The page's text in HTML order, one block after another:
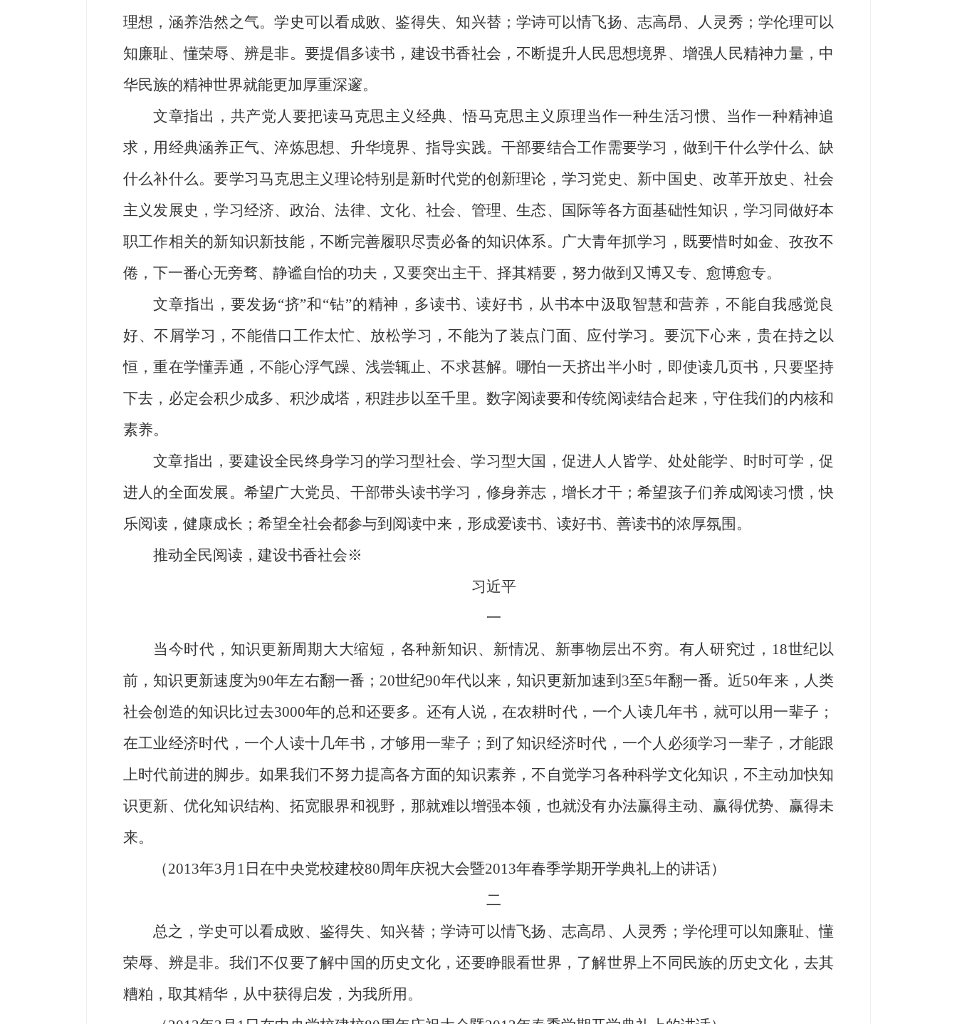
理想，涵养浩然之气。学史可以看成败、鉴得失、知兴替；学诗可以情飞扬、志高昂、人灵秀；学伦理可以
知廉耻、懂荣辱、辨是非。要提倡多读书，建设书香社会，不断提升人民思想境界、增强人民精神力量，中
华民族的精神世界就能更加厚重深邃。
文章指出，共产党人要把读马克思主义经典、悟马克思主义原理当作一种生活习惯、当作一种精神追
求，用经典涵养正气、淬炼思想、升华境界、指导实践。干部要结合工作需要学习，做到干什么学什么、缺
什么补什么。要学习马克思主义理论特别是新时代党的创新理论，学习党史、新中国史、改革开放史、社会
主义发展史，学习经济、政治、法律、文化、社会、管理、生态、国际等各方面基础性知识，学习同做好本
职工作相关的新知识新技能，不断完善履职尽责必备的知识体系。广大青年抓学习，既要惜时如金、孜孜不
倦，下一番心无旁骛、静谧自怡的功夫，又要突出主干、择其精要，努力做到又博又专、愈博愈专。
文章指出，要发扬“挤”和“钻”的精神，多读书、读好书，从书本中汲取智慧和营养，不能自我感觉良
好、不屑学习，不能借口工作太忙、放松学习，不能为了装点门面、应付学习。要沉下心来，贵在持之以
恒，重在学懂弄通，不能心浮气躁、浅尝辄止、不求甚解。哪怕一天挤出半小时，即使读几页书，只要坚持
下去，必定会积少成多、积沙成塔，积跬步以至千里。数字阅读要和传统阅读结合起来，守住我们的内核和
素养。
文章指出，要建设全民终身学习的学习型社会、学习型大国，促进人人皆学、处处能学、时时可学，促
进人的全面发展。希望广大党员、干部带头读书学习，修身养志，增长才干；希望孩子们养成阅读习惯，快
乐阅读，健康成长；希望全社会都参与到阅读中来，形成爱读书、读好书、善读书的浓厚氛围。
推动全民阅读，建设书香社会※
习近平
一
当今时代，知识更新周期大大缩短，各种新知识、新情况、新事物层出不穷。有人研究过，18世纪以
前，知识更新速度为90年左右翻一番；20世纪90年代以来，知识更新加速到3至5年翻一番。近50年来，人类
社会创造的知识比过去3000年的总和还要多。还有人说，在农耕时代，一个人读几年书，就可以用一辈子；
在工业经济时代，一个人读十几年书，才够用一辈子；到了知识经济时代，一个人必须学习一辈子，才能跟
上时代前进的脚步。如果我们不努力提高各方面的知识素养，不自觉学习各种科学文化知识，不主动加快知
识更新、优化知识结构、拓宽眼界和视野，那就难以增强本领，也就没有办法赢得主动、赢得优势、赢得未
来。
（2013年3月1日在中央党校建校80周年庆祝大会暨2013年春季学期开学典礼上的讲话）
二
总之，学史可以看成败、鉴得失、知兴替；学诗可以情飞扬、志高昂、人灵秀；学伦理可以知廉耻、懂
荣辱、辨是非。我们不仅要了解中国的历史文化，还要睁眼看世界，了解世界上不同民族的历史文化，去其
糟粕，取其精华，从中获得启发，为我所用。